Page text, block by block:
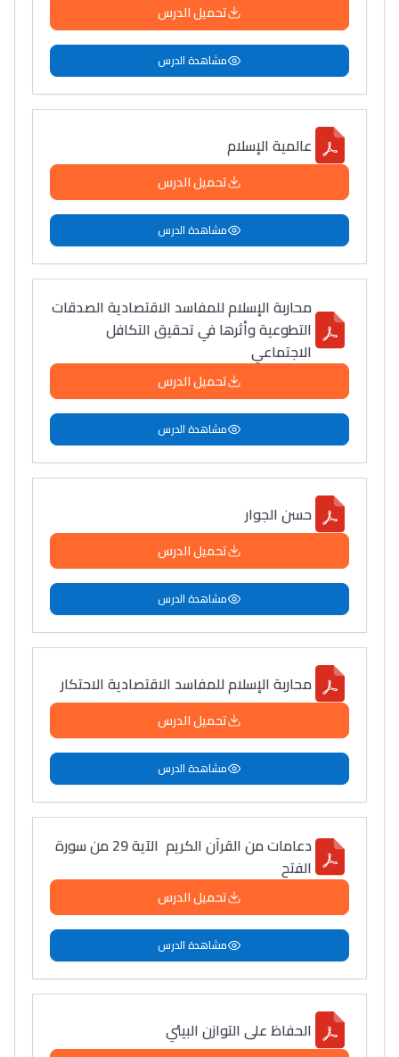
Lycée Maroc
تحميل الدرس
مشاهدة الدرس
عالمية الإسلام
تحميل الدرس
مشاهدة الدرس
محاربة الإسلام للمفاسد الاقتصادية الصدقات
التطوعية وأثرها في تحقيق التكافل
الاجتماعي
تحميل الدرس
مشاهدة الدرس
حسن الجوار
تحميل الدرس
مشاهدة الدرس
محاربة الإسلام للمفاسد الاقتصادية الاحتكار
تحميل الدرس
مشاهدة الدرس
دعامات من القرآن الكريم الآية 29 من سورة
الفتح
تحميل الدرس
مشاهدة الدرس
الحفاظ على التوازن البيئي